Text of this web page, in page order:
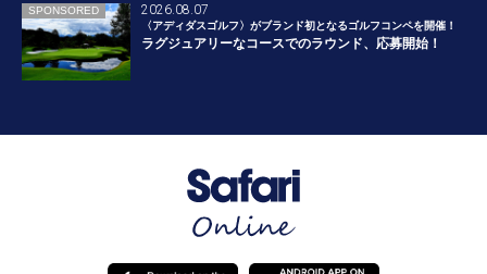
SPONSORED 2026.08.07
〈アディダスゴルフ〉がブランド初となるゴルフコンペを開催！
ラグジュアリーなコースでのラウンド、応募開始！